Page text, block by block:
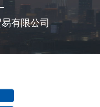
有限公司